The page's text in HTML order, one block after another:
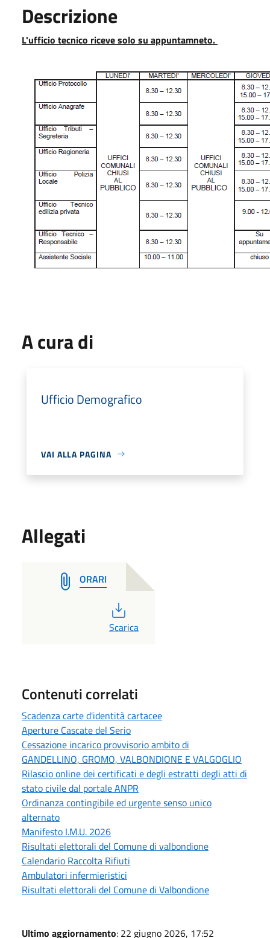
Descrizione
L'ufficio tecnico riceve solo su appuntamneto.
A cura di
Ufficio Demografico
VAI ALLA PAGINA
Allegati
ORARI
PDF
Scarica
Contenuti correlati
Scadenza carte d'identità cartacee
Aperture Cascate del Serio
Cessazione incarico provvisorio ambito di
GANDELLINO, GROMO, VALBONDIONE E VALGOGLIO
Rilascio online dei certificati e degli estratti degli atti di
stato civile dal portale ANPR
Ordinanza contingibile ed urgente senso unico
alternato
Manifesto I.M.U. 2026
Risultati elettorali del Comune di valbondione
Calendario Raccolta Rifiuti
Ambulatori infermieristici
Risultati elettorali del Comune di Valbondione
Ultimo aggiornamento: 22 giugno 2026, 17:52